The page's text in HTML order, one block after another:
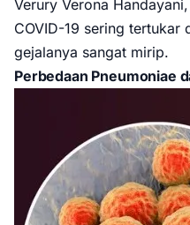
Verury Verona
COVID-19 sering tertukar
gejalanya sangat mirip.
Perbedaan Pneumoniae